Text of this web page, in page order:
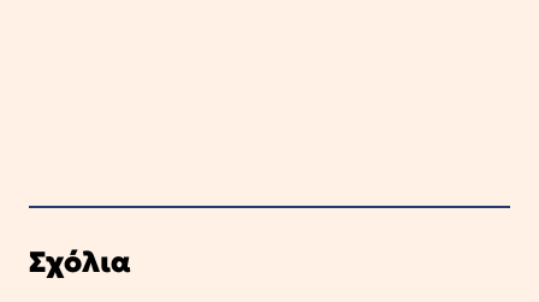
Σχόλια